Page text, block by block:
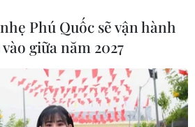
Phú Quốc sẽ vận hành
giữa năm 2027